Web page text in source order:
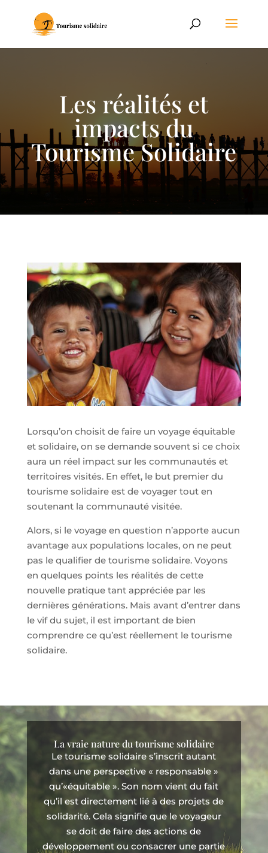
Les réalités et
impacts du
Tourisme Solidaire
Lorsqu’on choisit de faire un voyage équitable
et solidaire, on se demande souvent si ce choix
aura un réel impact sur les communautés et
territoires visités. En effet, le but premier du
tourisme solidaire est de voyager tout en
soutenant la communauté visitée.
Alors, si le voyage en question n’apporte aucun
avantage aux populations locales, on ne peut
pas le qualifier de tourisme solidaire. Voyons
en quelques points les réalités de cette
nouvelle pratique tant appréciée par les
dernières générations. Mais avant d’entrer dans
le vif du sujet, il est important de bien
comprendre ce qu’est réellement le tourisme
solidaire.
La vraie nature du tourisme solidaire
Le tourisme solidaire s’inscrit autant
dans une perspective « responsable »
qu’«équitable ». Son nom vient du fait
qu’il est directement lié à des projets de
solidarité. Cela signifie que le voyageur
se doit de faire des actions de
développement ou consacrer une partie